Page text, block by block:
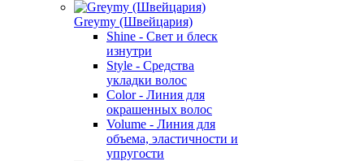
Greymy (Швейцария)
Shine - Свет и блеск
изнутри
Style - Средства
укладки волос
Color - Линия для
окрашенных волос
Volume - Линия для
объема, эластичности и
упругости